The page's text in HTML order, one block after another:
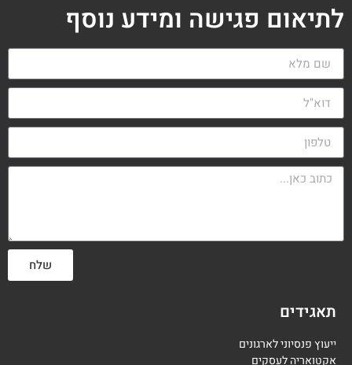
לתיאום פגישה ומידע נוסף
שלח
תאגידים
ייעוץ פנסיוני לארגונים
אקטואריה לעסקים